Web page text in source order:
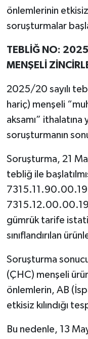
önlemlerinin etkisiz
soruşturmalar
TEBLİĞ NO:
MENŞELİ
2025/20 sayılı
hariç) menşeli
aksamı”
soruşturmanın
Soruşturma, 21
tebliğ ile
gümrük tarife
sınıflandırılan
Soruşturma
(ÇHC) menşeli
önlemlerin, AB
etkisiz kılındığı
Bu nedenle, 13